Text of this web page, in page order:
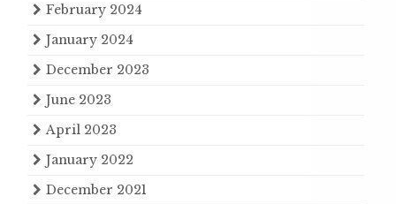
February 2024
January 2024
December 2023
June 2023
April 2023
January 2022
December 2021